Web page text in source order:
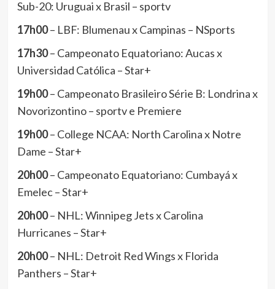
Sub-20: Uruguai x Brasil – sportv
17h00– LBF: Blumenau x Campinas – NSports
17h30– Campeonato Equatoriano: Aucas x
Universidad Católica – Star+
19h00– Campeonato Brasileiro Série B: Londrina x
Novorizontino – sportv e Premiere
19h00– College NCAA: North Carolina x Notre
Dame – Star+
20h00– Campeonato Equatoriano: Cumbayá x
Emelec – Star+
20h00– NHL: Winnipeg Jets x Carolina
Hurricanes – Star+
20h00– NHL: Detroit Red Wings x Florida
Panthers – Star+